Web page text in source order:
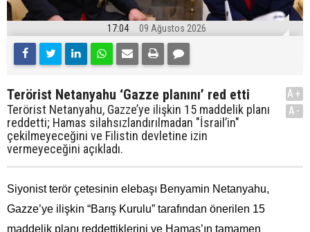
17:04 09 Ağustos 2026
Terörist Netanyahu ‘Gazze planını’ red etti
Terörist Netanyahu, Gazze’ye ilişkin 15 maddelik planı
reddetti; Hamas silahsızlandırılmadan "İsrail’in"
çekilmeyeceğini ve Filistin devletine izin
vermeyeceğini açıkladı.
A+
A-
Siyonist terör çetesinin elebaşı Benyamin Netanyahu,
Gazze’ye ilişkin “Barış Kurulu” tarafından önerilen 15
maddelik planı reddettiklerini ve Hamas’ın tamamen